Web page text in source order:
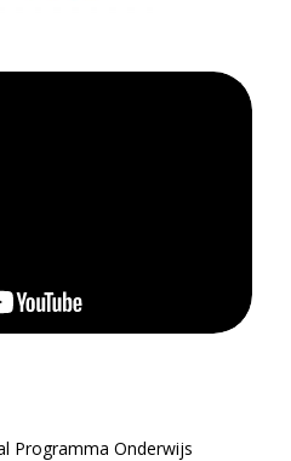
Programma Onderwijs